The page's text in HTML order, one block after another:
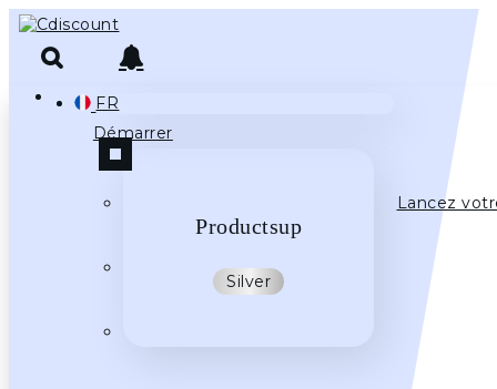
FR
Démarrer
Lancez
Productsup
Silver